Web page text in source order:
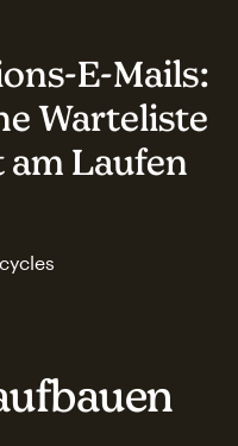
E-Mails:
Warteliste
am Laufen